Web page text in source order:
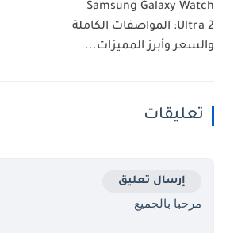
Samsung Galaxy Watch
Ultra 2: المواصفات الكاملة
والسعر وأبرز المميزات...
تعليقات
إرسال تعليق
مرحبا بالجميع